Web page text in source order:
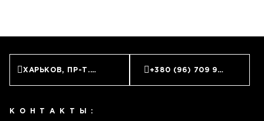
ХАРЬКОВ, ПР-Т. НАУКИ, 9 +380 (96) 709 99 59
КОНТАКТЫ: